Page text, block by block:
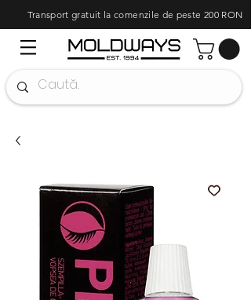
Transport gratuit la comenzile de peste 200 RON